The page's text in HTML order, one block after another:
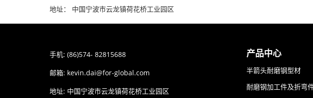
地址： 中国宁波市云龙镇荷花桥工业园区
手机: (86)574- 82815688
邮箱: kevin.dai@for-global.com
地址: 中国宁波市云龙镇荷花桥工业园区
产品中心
半箭头耐磨钢型材
耐磨钢加工件及折弯